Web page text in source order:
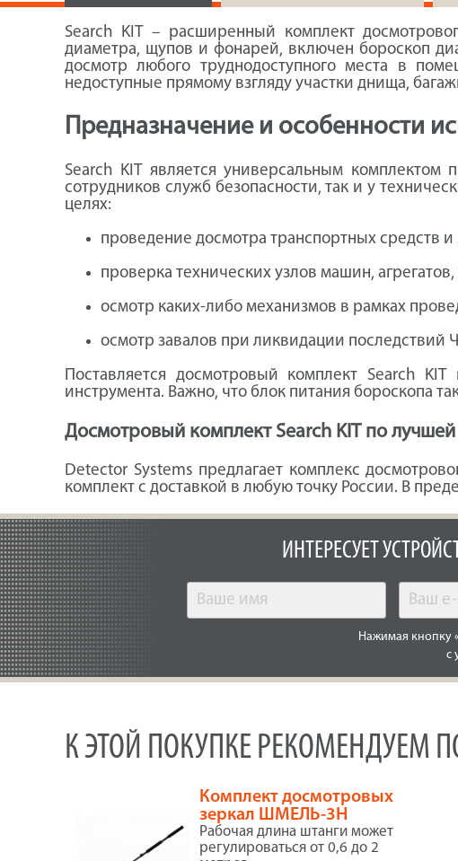
Search KIT – расширенный комплект
диаметра, щупов и фонарей, включен бороскоп
досмотр любого труднодоступного места в
недоступные прямому взгляду участки днища,
Предназначение и особенности
Search KIT является универсальным
сотрудников служб безопасности, так и у
целях:
проведение досмотра транспортных средств и
проверка технических узлов машин,
осмотр каких-либо механизмов в рамках
осмотр завалов при ликвидации последствий
Поставляется досмотровый комплект Search
инструмента. Важно, что блок питания бороскопа
Досмотровый комплект Search KIT по
Detector Systems предлагает комплекс
комплект с доставкой в любую точку России. В
ИНТЕРЕСУЕТ
Нажимая кнопку
с
К ЭТОЙ ПОКУПКЕ РЕКОМЕНДУЕМ
Комплект досмотровых
зеркал ШМЕЛЬ-3Н
Рабочая длина штанги может
регулироваться от 0,6 до 2